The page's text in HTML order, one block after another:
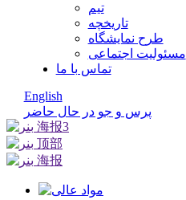
تیم
تاریخچه
طرح نمایشگاه
مسئولیت اجتماعی
تماس با ما
English
پرس و جو در حال حاضر